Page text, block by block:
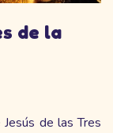
de la
de las Tres